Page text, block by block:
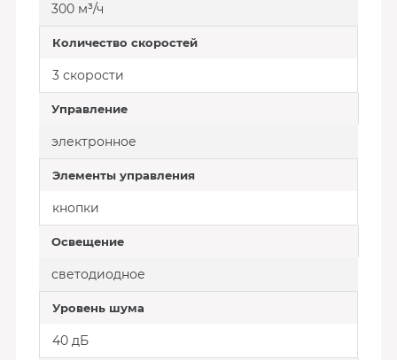
300 м³/ч
Количество скоростей
3 скорости
Управление
электронное
Элементы управления
кнопки
Освещение
светодиодное
Уровень шума
40 дБ